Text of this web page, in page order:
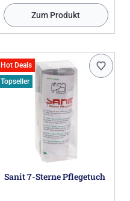
Zum Produkt
Hot Deals
Topseller
Sanit 7-Sterne Pflegetuch